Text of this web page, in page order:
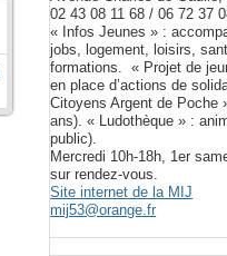
02 43 08 11 68 / 06 72 37
« Infos Jeunes » :
jobs, logement, loisirs,
formations. « Projet de
en place d’actions de
Citoyens Argent de Poche
ans). « Ludothèque » :
public).
Mercredi 10h-18h, 1er
sur rendez-vous.
Site internet de la MIJ
mij53@orange.fr